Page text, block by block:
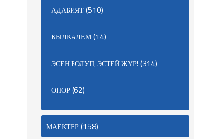
АДАБИЯТ(510)
КЫЛКАЛЕМ(14)
ЭСЕН БОЛУП, ЭСТЕЙ ЖҮР! (314)
ӨНӨР(62)
МАЕКТЕР(158)